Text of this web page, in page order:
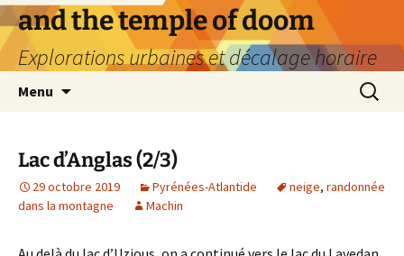
Aller
au
contenu
and the temple of doom
Explorations urbaines et décalage horaire
Menu
Lac d’Anglas (2/3)
29 octobre 2019 Pyrénées-Atlantide neige, randonnée
dans la montagne
Machin